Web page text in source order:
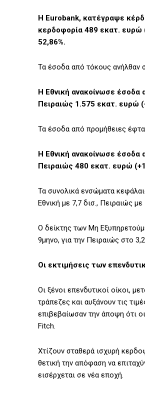
Η Eurobank, κατέγραψε
κερδοφορία 489 εκατ. ευρώ
52,86%.
Τα έσοδα από τόκους ανήλθαν
Η Εθνική ανακοίνωσε
Πειραιώς 1.575 εκατ. ευρώ
Τα έσοδα από προμήθειες
Η Εθνική ανακοίνωσε
Πειραιώς 480 εκατ. ευρώ
Τα συνολικά ενσώματα
Εθνική με 7,7 δισ., Πειραιώς
Ο δείκτης των Μη
9μηνο, για την Πειραιώς στο
Οι εκτιμήσεις των
Οι ξένοι επενδυτικοί οίκοι,
τράπεζες και αυξάνουν τις
επιβεβαίωσαν την άποψη ότι
Fitch.
Χτίζουν σταθερά ισχυρή
θετική την απόφαση να
εισέρχεται σε νέα εποχή.